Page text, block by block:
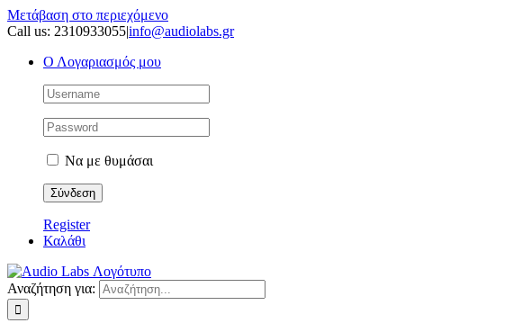
Μετάβαση στο περιεχόμενο
Call us: 2310933055|info@audiolabs.gr
Ο Λογαριασμός μου
Να με θυμάσαι
Register
Καλάθι
Αναζήτηση για: